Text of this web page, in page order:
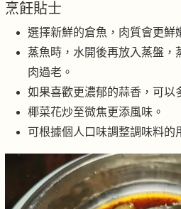
烹飪貼士
選擇新鮮的倉魚，肉質會更鮮
蒸魚時，水開後再放入蒸盤，
肉過老。
如果喜歡更濃郁的蒜香，可以
椰菜花炒至微焦更添風味。
可根據個人口味調整調味料的